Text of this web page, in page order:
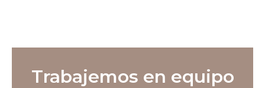
Trabajemos en equipo